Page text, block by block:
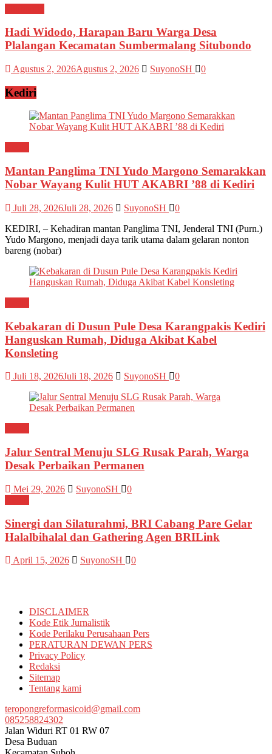
Hadi Widodo, Harapan Baru Warga Desa
Plalangan Kecamatan Sumbermalang Situbondo
Agustus 2, 2026Agustus 2, 2026 SuyonoSH 0
Kediri
Mantan Panglima TNI Yudo Margono Semarakkan
Nobar Wayang Kulit HUT AKABRI ’88 di Kediri
Juli 28, 2026Juli 28, 2026 SuyonoSH
0
KEDIRI, – Kehadiran mantan Panglima TNI, Jenderal TNI (Purn.)
Yudo Margono, menjadi daya tarik utama dalam gelaran nonton
bareng (nobar)
Kebakaran di Dusun Pule Desa Karangpakis Kediri
Hanguskan Rumah, Diduga Akibat Kabel
Konsleting
Juli 18, 2026Juli 18, 2026 SuyonoSH 0
Jalur Sentral Menuju SLG Rusak Parah, Warga
Desak Perbaikan Permanen
Mei 29, 2026 SuyonoSH
0
Sinergi dan Silaturahmi, BRI Cabang Pare Gelar
Halalbihalal dan Gathering Agen BRILink
April 15, 2026 SuyonoSH 0
DISCLAIMER
Kode Etik Jurnalistik
Kode Perilaku Perusahaan Pers
PERATURAN DEWAN PERS
Privacy Policy
Redaksi
Sitemap
Tentang kami
teropongreformasicoid@gmail.com
085258824302
Jalan Widuri RT 01 RW 07
Desa Buduan